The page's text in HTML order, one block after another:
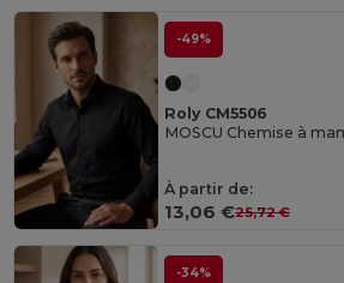
-49%
Roly CM5506
À partir de:
13,06 €25,72 €
-34%